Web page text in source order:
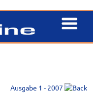
Ausgabe 1 - 2007